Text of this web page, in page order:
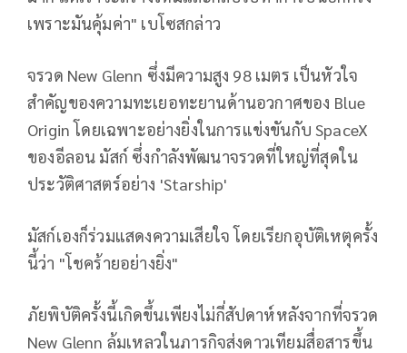
เพราะมันคุ้มค่า" เบโซสกล่าว
จรวด New Glenn ซึ่งมีความสูง 98 เมตร เป็นหัวใจ
สำคัญของความทะเยอทะยานด้านอวกาศของ Blue
Origin โดยเฉพาะอย่างยิ่งในการแข่งขันกับ SpaceX
ของอีลอน มัสก์ ซึ่งกำลังพัฒนาจรวดที่ใหญ่ที่สุดใน
ประวัติศาสตร์อย่าง 'Starship'
มัสก์เองก็ร่วมแสดงความเสียใจ โดยเรียกอุบัติเหตุครั้ง
นี้ว่า "โชคร้ายอย่างยิ่ง"
ภัยพิบัติครั้งนี้เกิดขึ้นเพียงไม่กี่สัปดาห์หลังจากที่จรวด
New Glenn ล้มเหลวในภารกิจส่งดาวเทียมสื่อสารขึ้น